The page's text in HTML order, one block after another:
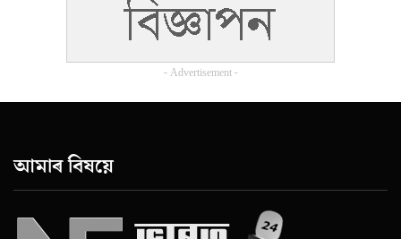
- Advertisement -
আমাৰ বিষয়ে